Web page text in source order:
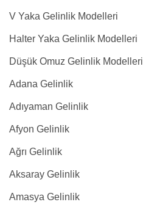
V Yaka Gelinlik Modelleri
Halter Yaka Gelinlik Modelleri
Düşük Omuz Gelinlik Modelleri
Adana Gelinlik
Adıyaman Gelinlik
Afyon Gelinlik
Ağrı Gelinlik
Aksaray Gelinlik
Amasya Gelinlik